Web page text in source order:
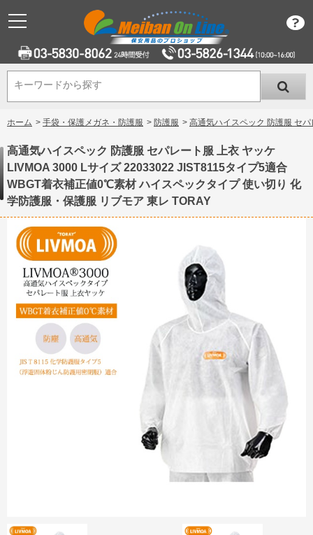
キーワードから探す
キーワードから探す
ホーム > 手袋・保護メガネ・防護服 > 防護服 > 高通気ハイスペック 防護服 セ
高通気ハイスペック 防護服 セパレート服 上衣 ヤッケ
LIVMOA 3000 Lサイズ 22033022 JIST8115タイプ5適合
WBGT着衣補正値0℃素材 ハイスペックタイプ 使い切り 化
学防護服・保護服 リブモア 東レ TORAY